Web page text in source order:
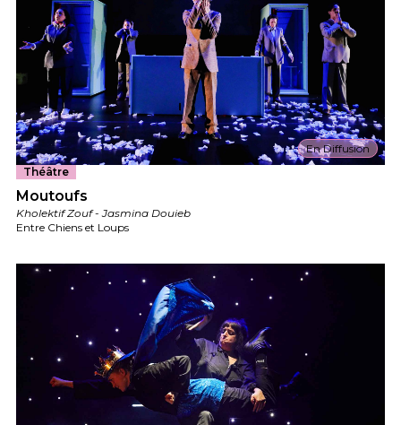
En Diffusion
Théâtre
Moutoufs
Kholektif Zouf - Jasmina Douieb
Entre Chiens et Loups